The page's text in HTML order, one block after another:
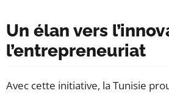
Un élan vers
l’entrepreneuriat
Avec cette initiative, la Tunisie